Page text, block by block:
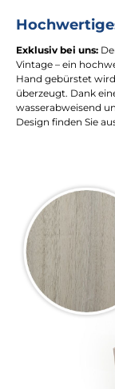
Exklusiv bei uns:
Vintage – ein
Hand gebürstet
überzeugt. Dank
wasserabweisend
Design finden Sie